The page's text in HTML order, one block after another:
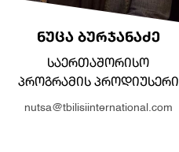
ᲜᲣᲪᲐ ᲑᲣᲠᲯᲐᲜᲐᲫᲔ
ᲡᲐᲔᲠᲗᲐᲨᲝᲠᲘᲡᲝ
ᲞᲠᲝᲒᲠᲐᲛᲘᲡ ᲞᲠᲝᲓᲘᲣᲡᲔᲠᲘ
nutsa@tbilisiinternational.com